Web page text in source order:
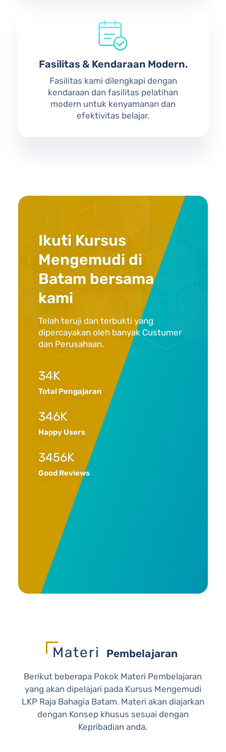
Fasilitas & Kendaraan Modern.
Fasilitas kami dilengkapi dengan
kendaraan dan fasilitas pelatihan
modern untuk kenyamanan dan
efektivitas belajar.
Ikuti Kursus
Mengemudi di
Batam bersama
kami
Telah teruji dan terbukti yang
dipercayakan oleh banyak Custumer
dan Perusahaan.
34K
Total Pengajaran
346K
Happy Users
3456K
Good Reviews
Materi Pembelajaran
Berikut beberapa Pokok Materi Pembelajaran
yang akan dipelajari pada Kursus Mengemudi
LKP Raja Bahagia Batam. Materi akan diajarkan
dengan Konsep khusus sesuai dengan
Kepribadian anda.